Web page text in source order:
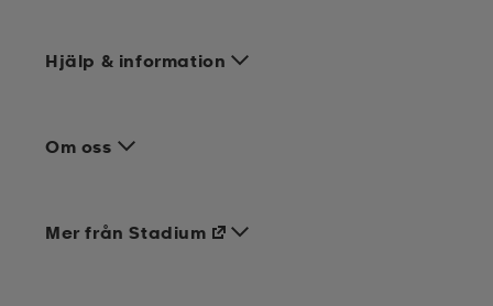
Hjälp & information
Om oss
Mer från Stadium